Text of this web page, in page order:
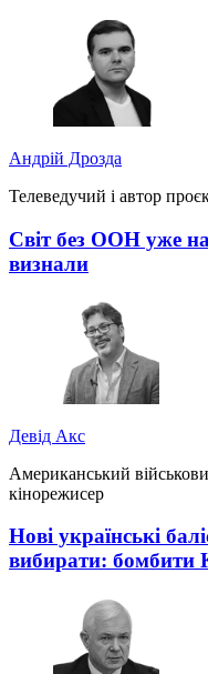
Андрій Дрозда
Телеведучий і автор
Світ без ООН уже
визнали
Девід Акс
Американський
кінорежисер
Нові українські
вибирати: бомбити